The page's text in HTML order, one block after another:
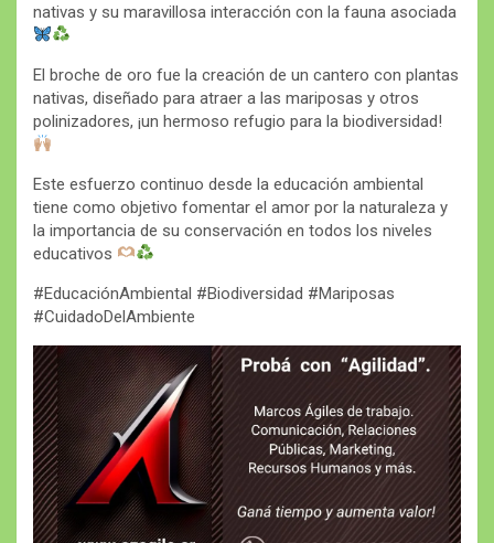
nativas y su maravillosa interacción con la fauna asociada
El broche de oro fue la creación de un cantero con plantas
nativas, diseñado para atraer a las mariposas y otros
polinizadores, ¡un hermoso refugio para la biodiversidad!
Este esfuerzo continuo desde la educación ambiental
tiene como objetivo fomentar el amor por la naturaleza y
la importancia de su conservación en todos los niveles
educativos
#EducaciónAmbiental #Biodiversidad #Mariposas
#CuidadoDelAmbiente